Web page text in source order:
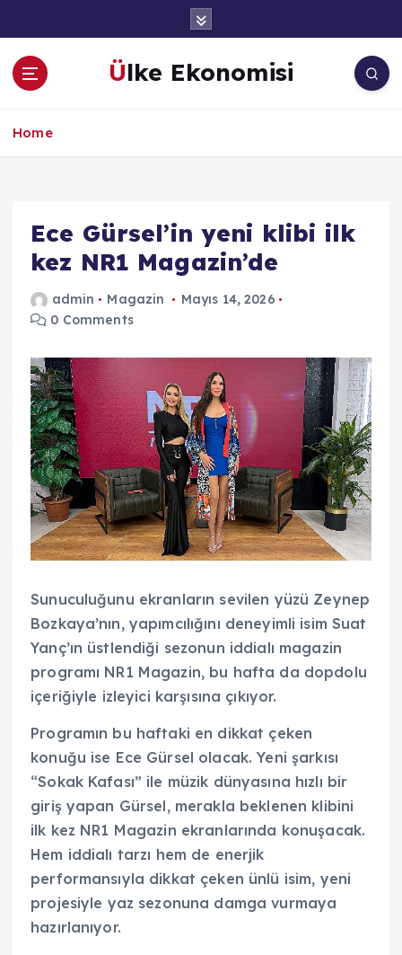
a
Ülke Ekonomisi
Home
Ece Gürsel’in yeni klibi ilk
kez NR1 Magazin’de
admin Magazin
Mayıs 14, 2026
0 Comments
Sunuculuğunu ekranların sevilen yüzü Zeynep
Bozkaya’nın, yapımcılığını deneyimli isim Suat
Yanç’ın üstlendiği sezonun iddialı magazin
programı NR1 Magazin, bu hafta da dopdolu
içeriğiyle izleyici karşısına çıkıyor.
Programın bu haftaki en dikkat çeken
konuğu ise Ece Gürsel olacak. Yeni şarkısı
“Sokak Kafası” ile müzik dünyasına hızlı bir
giriş yapan Gürsel, merakla beklenen klibini
ilk kez NR1 Magazin ekranlarında konuşacak.
Hem iddialı tarzı hem de enerjik
performansıyla dikkat çeken ünlü isim, yeni
projesiyle yaz sezonuna damga vurmaya
hazırlanıyor.